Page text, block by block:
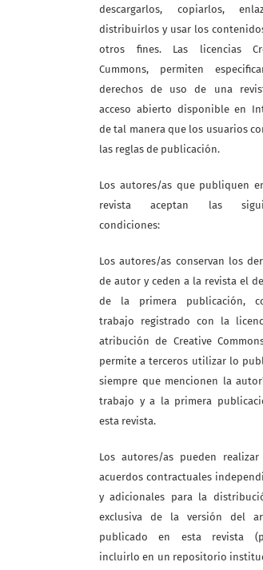
descargarlos, copiarlos,
distribuirlos y usar los
otros fines. Las licencias
Cummons, permiten
derechos de uso de una
acceso abierto disponible en
de tal manera que los usuarios
las reglas de publicación.
Los autores/as que publiquen
revista aceptan las
condiciones:
Los autores/as conservan los
de autor y ceden a la revista el
de la primera publicación,
trabajo registrado con la
atribución de Creative
permite a terceros utilizar lo
siempre que mencionen la
trabajo y a la primera
esta revista.
Los autores/as pueden
acuerdos contractuales
y adicionales para la
exclusiva de la versión del
publicado en esta revista
incluirlo en un repositorio